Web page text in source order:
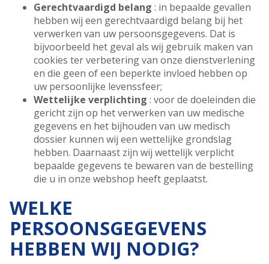
Gerechtvaardigd belang : in bepaalde gevallen
hebben wij een gerechtvaardigd belang bij het
verwerken van uw persoonsgegevens. Dat is
bijvoorbeeld het geval als wij gebruik maken van
cookies ter verbetering van onze dienstverlening
en die geen of een beperkte invloed hebben op
uw persoonlijke levenssfeer;
Wettelijke verplichting : voor de doeleinden die
gericht zijn op het verwerken van uw medische
gegevens en het bijhouden van uw medisch
dossier kunnen wij een wettelijke grondslag
hebben. Daarnaast zijn wij wettelijk verplicht
bepaalde gegevens te bewaren van de bestelling
die u in onze webshop heeft geplaatst.
WELKE
PERSOONSGEGEVENS
HEBBEN WIJ NODIG?